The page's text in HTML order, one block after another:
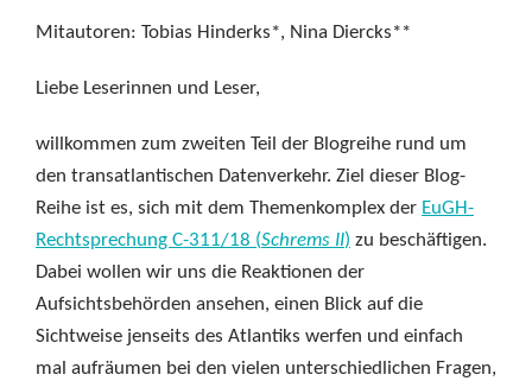
Mitautoren: Tobias Hinderks*, Nina Diercks**
Liebe Leserinnen und Leser,
willkommen zum zweiten Teil der Blogreihe rund um
den transatlantischen Datenverkehr. Ziel dieser Blog-
Reihe ist es, sich mit dem Themenkomplex der EuGH-
Rechtsprechung C-311/18 (Schrems II) zu beschäftigen.
Dabei wollen wir uns die Reaktionen der
Aufsichtsbehörden ansehen, einen Blick auf die
Sichtweise jenseits des Atlantiks werfen und einfach
mal aufräumen bei den vielen unterschiedlichen Fragen,